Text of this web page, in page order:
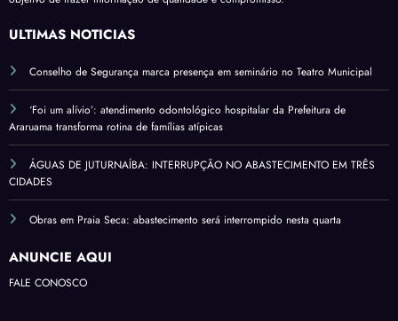
ÚLTIMAS NOTÍCIAS
Conselho de Segurança marca presença em seminário no Teatro Municipal
‘Foi um alívio’: atendimento odontológico hospitalar da Prefeitura de
Araruama transforma rotina de famílias atípicas
ÁGUAS DE JUTURNAÍBA: INTERRUPÇÃO NO ABASTECIMENTO EM TRÊS
CIDADES
Obras em Praia Seca: abastecimento será interrompido nesta quarta
ANUNCIE AQUI
FALE CONOSCO